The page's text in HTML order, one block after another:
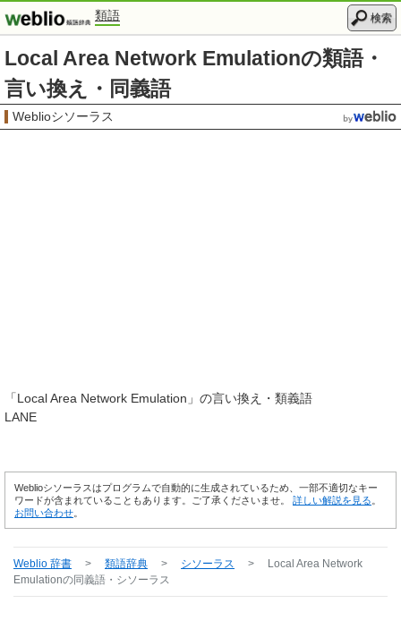
類語 検索
Local Area Network Emulationの類語・
言い換え・同義語
Weblioシソーラス
「Local Area Network Emulation 」の言い換え・類義語
LANE
Weblioシソーラスはプログラムで自動的に生成されているため、一部不適切なキー
ワードが含まれていることもあります。ご了承くださいませ。 詳しい解説を見る
お問い合わせ
Weblio 辞書 > 類語辞典 > シソーラス >
Local Area Network
Emulationの同義語・シソーラス